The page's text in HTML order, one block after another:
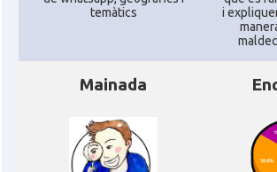
Ambaixada
temàtics
i
Mainada